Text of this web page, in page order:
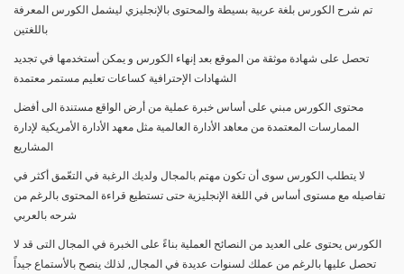
تم شرح الكورس بلغة عربية بسيطة والمحتوى بالإنجليزي ليشمل الكورس المعرفة
باللغتين
تحصل على شهادة موثقة من الموقع بعد إنهاء الكورس و يمكن أستخدمها في تجديد
الشهادات الإحترافية كساعات تعليم مستمر معتمدة
محتوى الكورس مبني على أساس خبرة عملية من أرض الواقع مستندة الى أفضل
الممارسات المعتمدة من معاهد الأدارة العالمية مثل معهد الأدارة الأمريكية لإدارة
المشاريع
لا يتطلب الكورس سوى أن تكون مهتم بالمجال ولديك الرغبة في التعّمق أكثر في
تفاصيله مع مستوى أساس في اللغة الإنجليزية حتى تستطيع قراءة المحتوى بالرغم من
شرحه بالعربي
الكورس يحتوى على العديد من النصائح العملية بناءً على الخبرة في المجال التى قد لا
تحصل عليها بالرغم من عملك لسنوات عديدة في المجال, لذلك ينصح بالأستماع جيداً